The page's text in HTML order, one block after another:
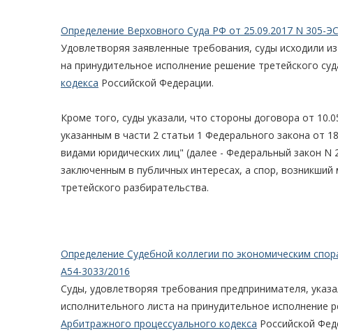
Определение Верховного Суда РФ от 25.09.2017 N 305-
Удовлетворяя заявленные требования, суды исходили
на принудительное исполнение решение третейского
кодекса Российской Федерации.
Кроме того, суды указали, что стороны договора от
указанным в части 2 статьи 1 Федерального закона от
видами юридических лиц" (далее - Федеральный закон
заключенным в публичных интересах, а спор,
третейского разбирательства.
Определение Судебной коллегии по экономическим
А54-3033/2016
Суды, удовлетворяя требования предпринимателя,
исполнительного листа на принудительное исполнение
Арбитражного процессуального кодекса Российской